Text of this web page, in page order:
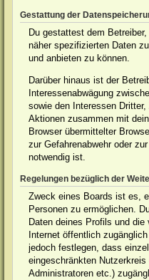
Gestattung der
Du gestattest dem
näher spezifizierten Daten
und anbieten zu können.
Darüber hinaus ist der
Interessenabwägung
sowie den Interessen
Aktionen zusammen mit
Browser übermittelter
zur Gefahrenabwehr oder
notwendig ist.
Regelungen bezüglich der
Zweck eines Boards ist es,
Personen zu ermöglichen.
Daten deines Profils und
Internet öffentlich
jedoch festlegen, dass
eingeschränkten
Administratoren etc.)